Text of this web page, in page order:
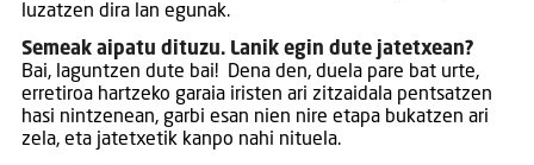
luzatzen dira lan egunak.
Semeak aipatu dituzu. Lanik egin dute jatetxean?
Bai, laguntzen dute bai! Dena den, duela pare bat urte,
erretiroa hartzeko garaia iristen ari zitzaidala pentsatzen
hasi nintzenean, garbi esan nien nire etapa bukatzen ari
zela, eta jatetxetik kanpo nahi nituela.